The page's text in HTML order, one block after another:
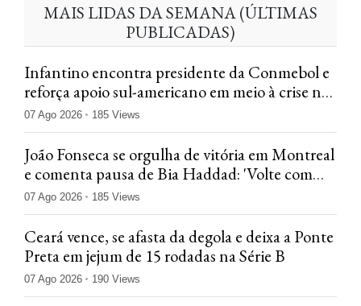
MAIS LIDAS DA SEMANA (ÚLTIMAS
PUBLICADAS)
Infantino encontra presidente da Conmebol e
reforça apoio sul-americano em meio à crise na
Fifa
07 Ago 2026 185 Views
João Fonseca se orgulha de vitória em Montreal
e comenta pausa de Bia Haddad: 'Volte com
tudo'
07 Ago 2026 185 Views
Ceará vence, se afasta da degola e deixa a Ponte
Preta em jejum de 15 rodadas na Série B
07 Ago 2026 190 Views